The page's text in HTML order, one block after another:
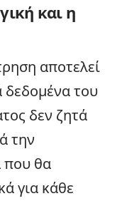
και η
αποτελεί
δεδομένα του
δεν ζητά
την
που θα
για κάθε